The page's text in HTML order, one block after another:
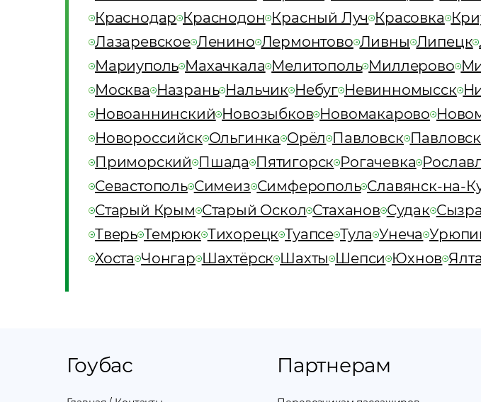
Краснодар Краснодон Красный Луч Красовка
Лазаревское Ленино Лермонтово Ливны Липецк
Мариуполь Махачкала Мелитополь Миллерово
Москва Назрань Нальчик Небуг Невинномысск
Новоаннинский Новозыбков Новомакарово
Новороссийск Ольгинка Орёл Павловск
Приморский Пшада Пятигорск Рогачевка
Севастополь Симеиз Симферополь Славянск-на-
Старый Крым Старый Оскол Стаханов Судак
Тверь Темрюк Тихорецк Туапсе Тула Унеча
Хоста Чонгар Шахтёрск Шахты Шепси Юхнов Ялта
Гоубас Партнерам